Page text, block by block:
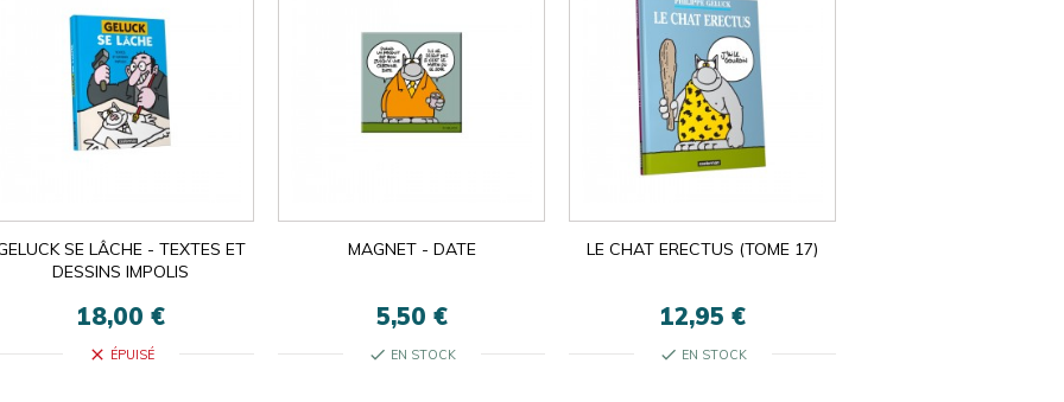
SE LÂCHE - TEXTES ET
DESSINS IMPOLIS
18,00 €
close ÉPUISÉ
MAGNET - DATE
5,50 €
check EN STOCK
LE CHAT ERECTUS (TOME 17)
12,95 €
check EN STOCK